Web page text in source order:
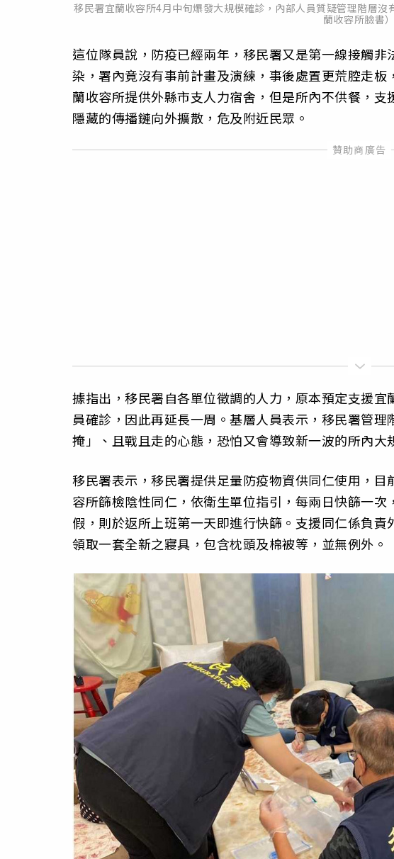
移民署宜蘭收容所4月中旬爆發大規模確診，內部人員質疑管理階層
蘭收容所臉書）
這位隊員說，防疫已經兩年，移民署又是第一線接觸
染，署內竟沒有事前計畫及演練，事後處置更荒腔走
蘭收容所提供外縣市支人力宿舍，但是所內不供餐，
隱藏的傳播鏈向外擴散，危及附近民眾。
據指出，移民署自各單位徵調的人力，原本預定支援
員確診，因此再延長一周。基層人員表示，移民署管
掩」、且戰且走的心態，恐怕又會導致新一波的所內大
移民署表示，移民署提供足量防疫物資供同仁使用，
容所篩檢陰性同仁，依衛生單位指引，每兩日快篩一
假，則於返所上班第一天即進行快篩。支援同仁係負
領取一套全新之寢具，包含枕頭及棉被等，並無例外。